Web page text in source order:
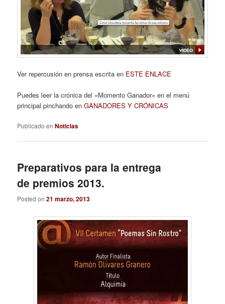
Ver repercusión en prensa escrita en ESTE ENLACE
Puedes leer la crónica del «Momento Ganador» en el menú
principal pinchando enGANADORES Y CRÓNICAS
Publicado en Noticias
Preparativos para la entrega
de premios 2013.
Posted on21 marzo, 2013